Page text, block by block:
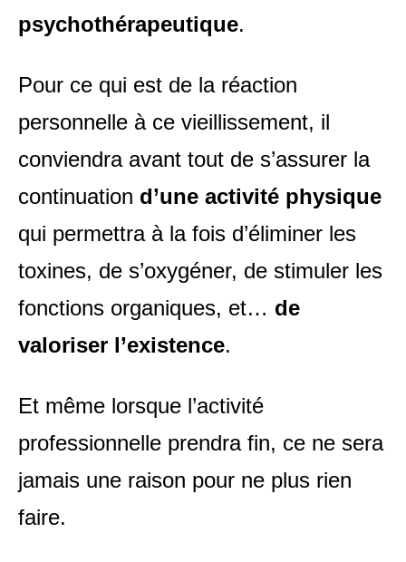
psychothérapeutique.
Pour ce qui est de la réaction
personnelle à ce vieillissement, il
conviendra avant tout de s’assurer la
continuation d’une activité physique
qui permettra à la fois d’éliminer les
toxines, de s’oxygéner, de stimuler les
fonctions organiques, et… de
valoriser l’existence.
Et même lorsque l’activité
professionnelle prendra fin, ce ne sera
jamais une raison pour ne plus rien
faire.